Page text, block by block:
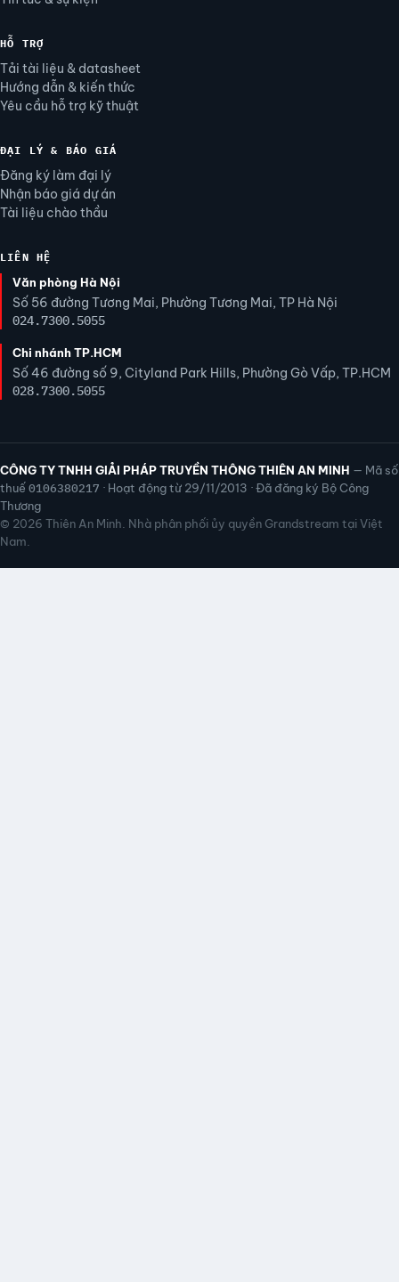
HỖ TRỢ
Tải tài liệu & datasheet
Hướng dẫn & kiến thức
Yêu cầu hỗ trợ kỹ thuật
ĐẠI LÝ & BÁO GIÁ
Đăng ký làm đại lý
Nhận báo giá dự án
Tài liệu chào thầu
LIÊN HỆ
Văn phòng Hà Nội
Số 56 đường Tương Mai, Phường Tương Mai, TP Hà Nội
024.7300.5055
Chi nhánh TP.HCM
Số 46 đường số 9, Cityland Park Hills, Phường Gò Vấp, TP.HCM
028.7300.5055
CÔNG TY TNHH GIẢI PHÁP TRUYỀN THÔNG THIÊN AN MINH — Mã số
thuế 0106380217 · Hoạt động từ 29/11/2013 · Đã đăng ký Bộ Công
Thương
© 2026 Thiên An Minh. Nhà phân phối ủy quyền Grandstream tại Việt
Nam.